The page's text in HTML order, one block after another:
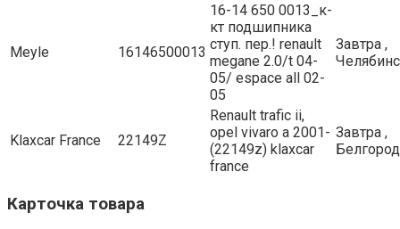
Meyle 16146500013
16-14 650 0013_к-
кт подшипника
ступ. пер.! renault
megane 2.0/t 04-
05/ espace all 02-
05
Завтра ,
Klaxcar France 22149Z
Renault trafic ii,
opel vivaro a 2001-
(22149z) klaxcar
france
Завтра ,
Белгород
Карточка товара